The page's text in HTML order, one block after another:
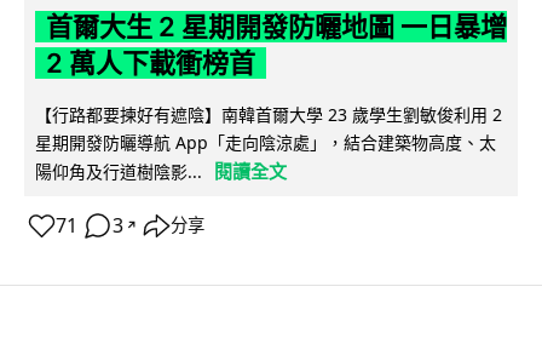
首爾大生 2 星期開發防曬地圖 一日暴增
2 萬人下載衝榜首
【行路都要揀好有遮陰】南韓首爾大學 23 歲學生劉敏俊利用 2
星期開發防曬導航 App「走向陰涼處」，結合建築物高度、太
陽仰角及行道樹陰影...
閱讀全文
71 3 ↗ 分享